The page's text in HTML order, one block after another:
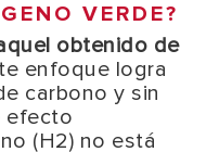
VERDE?
obtenido de
enfoque logra
carbono y sin
efecto
(H2) no está